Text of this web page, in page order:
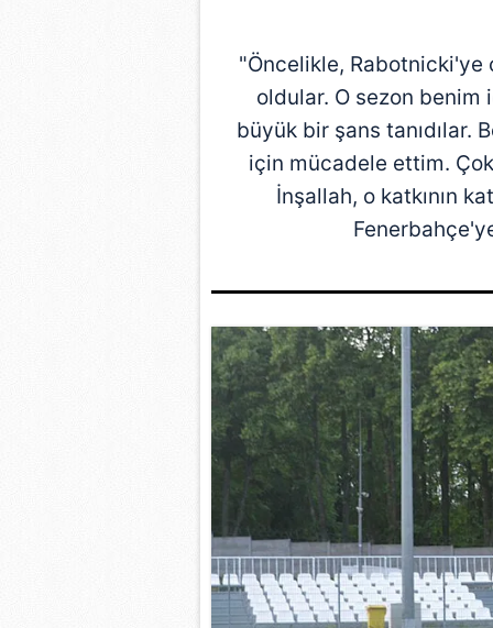
"Öncelikle, Rabotnicki'ye
oldular. O sezon
büyük bir şans tanıdılar.
için mücadele ettim.
İnşallah, o katkının
Fenerbahçe